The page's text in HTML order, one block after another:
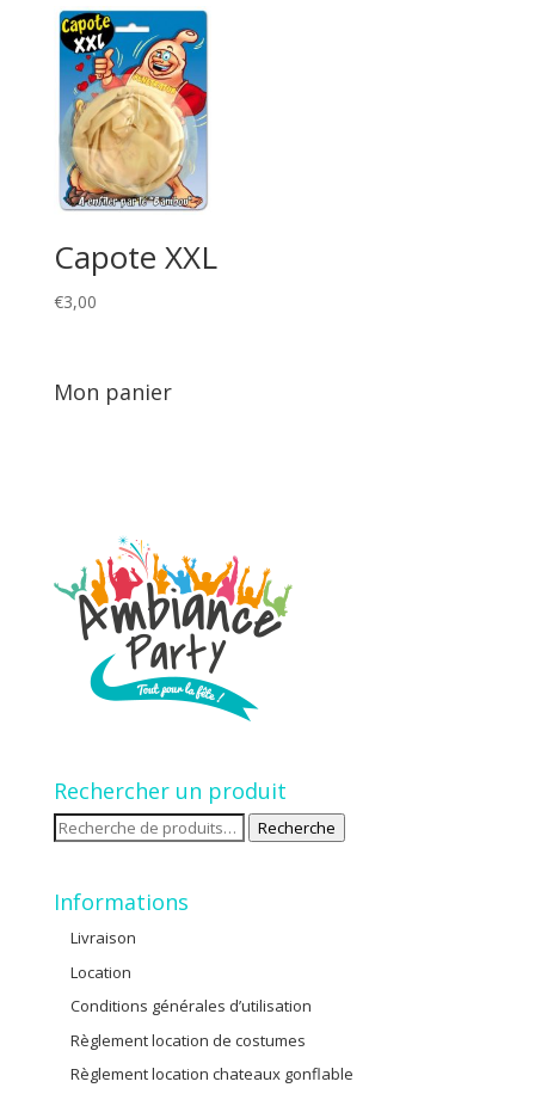
Capote XXL
€3,00
Mon panier
Rechercher un produit
Recherche
Recherche
Informations
Livraison
Location
Conditions générales d’utilisation
Règlement location de costumes
Règlement location chateaux gonflable